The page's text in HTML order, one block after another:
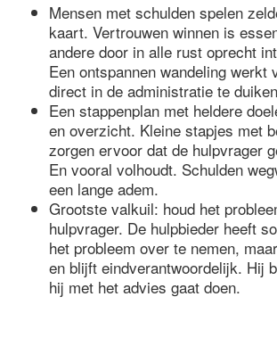
Mensen met schulden spelen
kaart. Vertrouwen winnen is
andere door in alle rust oprecht
Een ontspannen wandeling werkt
direct in de administratie te
Een stappenplan met heldere
en overzicht. Kleine stapjes met
zorgen ervoor dat de hulpvrager
En vooral volhoudt. Schulden
een lange adem.
Grootste valkuil: houd het
hulpvrager. De hulpbieder heeft
het probleem over te nemen,
en blijft eindverantwoordelijk. Hij
hij met het advies gaat doen.